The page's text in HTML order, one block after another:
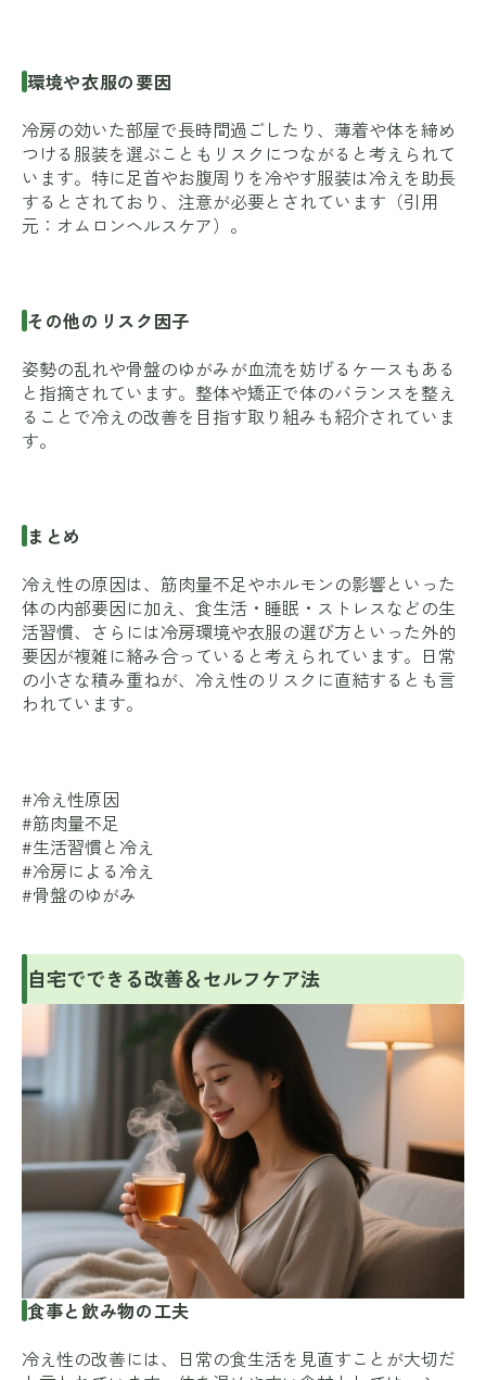
環境や衣服の要因
冷房の効いた部屋で長時間過ごしたり、薄着や体を締め
つける服装を選ぶこともリスクにつながると考えられて
います。特に足首やお腹周りを冷やす服装は冷えを助長
するとされており、注意が必要とされています（引用
元： オムロンヘルスケア）。
その他のリスク因子
姿勢の乱れや骨盤のゆがみが血流を妨げるケースもある
と指摘されています。整体や矯正で体のバランスを整え
ることで冷えの改善を目指す取り組みも紹介されていま
す。
まとめ
冷え性の原因は、筋肉量不足やホルモンの影響といった
体の内部要因に加え、食生活・睡眠・ストレスなどの生
活習慣、さらには冷房環境や衣服の選び方といった外的
要因が複雑に絡み合っていると考えられています。日常
の小さな積み重ねが、冷え性のリスクに直結するとも言
われています。
#冷え性原因
#筋肉量不足
#生活習慣と冷え
#冷房による冷え
#骨盤のゆがみ
自宅でできる改善＆セルフケア法
食事と飲み物の工夫
冷え性の改善には、日常の食生活を見直すことが大切だ